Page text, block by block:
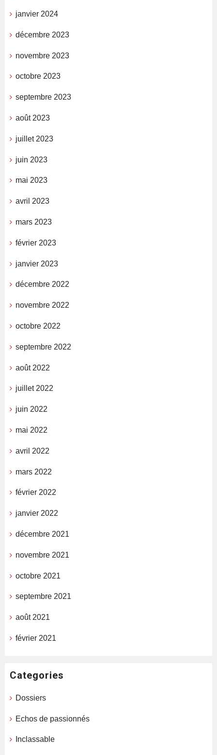
janvier 2024
décembre 2023
novembre 2023
octobre 2023
septembre 2023
août 2023
juillet 2023
juin 2023
mai 2023
avril 2023
mars 2023
février 2023
janvier 2023
décembre 2022
novembre 2022
octobre 2022
septembre 2022
août 2022
juillet 2022
juin 2022
mai 2022
avril 2022
mars 2022
février 2022
janvier 2022
décembre 2021
novembre 2021
octobre 2021
septembre 2021
août 2021
février 2021
Categories
Dossiers
Echos de passionnés
Inclassable